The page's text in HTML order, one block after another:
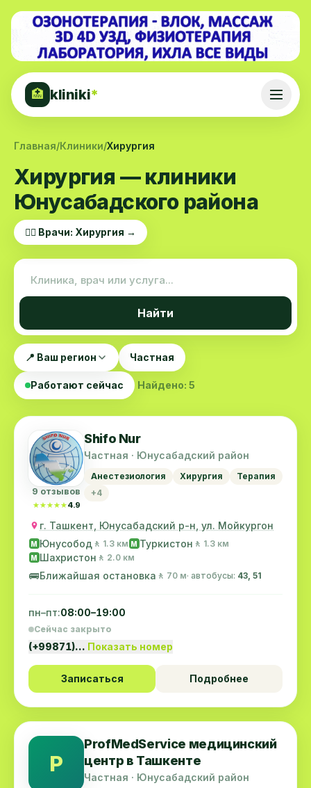
🏥 kliniki*
Главная/Клиники/Хирургия
Хирургия — клиники
Юнусабадского района
👨‍⚕️ Врачи: Хирургия →
Найти
📍 Ваш регион Частная
Работают сейчас Найдено: 5
9 отзывов
★★★★★
★★★★★4.9
Shifo Nur
Частная · Юнусабадский район
Анестезиология Хирургия
Терапия
+4
г. Ташкент, Юнусабадский р-н, ул. Мойкургон
M Юнусобод 🚶 1.3 км M Туркистон 🚶 1.3 км
M Шахристон 🚶 2.0 км
🚌Ближайшая остановка 🚶 70 м· автобусы: 43, 51
пн–пт:08:00–19:00
Сейчас закрыто
(+99871)… Показать номер
Записаться Подробнее
P
ProfMedService медицинский
центр в Ташкенте
Частная · Юнусабадский район